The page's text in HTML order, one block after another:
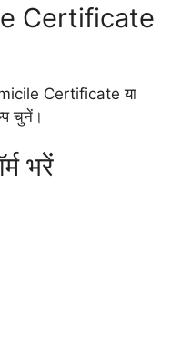
Certificate
Certificate या
चुनें।
भरें